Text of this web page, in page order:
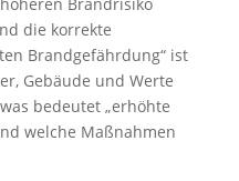
die korrekte
Brandgefährdung“ ist
Gebäude und Werte
bedeutet „erhöhte
welche Maßnahmen